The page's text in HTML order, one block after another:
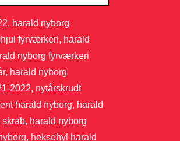
harald nyborg
fyrværkeri, harald
nyborg fyrværkeri
harald nyborg
2022, nytårskrudt
harald nyborg, harald
harald nyborg
heksehyl harald